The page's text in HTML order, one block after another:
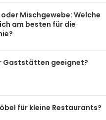
Mischgewebe: Welche
am besten für die
Gaststätten geeignet?
für kleine Restaurants?